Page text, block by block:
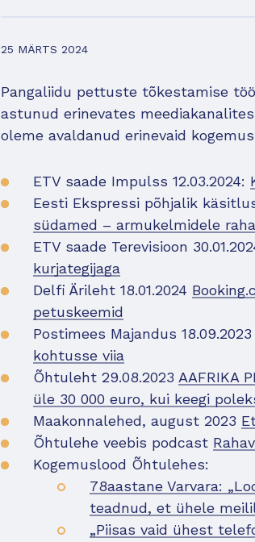
25 MÄRTS 2024
Pangaliidu pettuste tõkestamise
astunud erinevates
oleme avaldanud erinevaid
ETV saade Impulss 12.03.2024:
Eesti Ekspressi põhjalik
südamed – armukelmidele
ETV saade Terevisioon
kurjategijaga
Delfi Ärileht 18.01.2024
petuskeemid
Postimees Majandus 18.09.2023
kohtusse viia
Õhtuleht 29.08.2023 AAFRIKA
üle 30 000 euro, kui keegi
Maakonnalehed, august 2023
Õhtulehe veebis podcast
Kogemuslood Õhtulehes:
78aastane Varvara:
teadnud, et ühele
„Piisas vaid ühest